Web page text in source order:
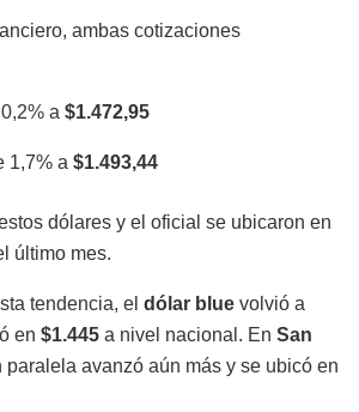
ambas cotizaciones
0,2% a$1.472,95
1,7% a$1.493,44
dólares y el oficial se ubicaron en
último mes.
tendencia, el dólar blue volvió a
en $1.445 a nivel nacional. En San
paralela avanzó aún más y se ubicó en